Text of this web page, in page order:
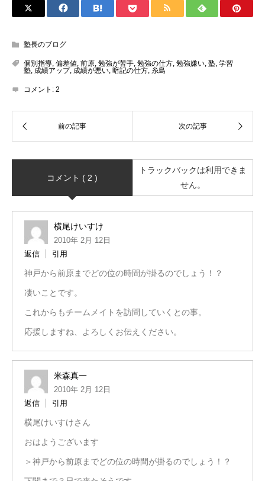
塾長のブログ
個別指導, 偏差値, 前原, 勉強が苦手, 勉強の仕方, 勉強嫌い, 塾, 学習
塾, 成績アップ, 成績が悪い, 暗記の仕方, 糸島
コメント: 2
コメント ( 2 )
トラックバックは利用できま
せん。
横尾けいすけ
2010年 2月 12日
返信
引用
神戸から前原までどの位の時間が掛るのでしょう！？
凄いことです。
これからもチームメイトを訪問していくとの事。
応援しますね、よろしくお伝えください。
米森真一
2010年 2月 12日
返信
引用
横尾けいすけさん
おはようございます
＞神戸から前原までどの位の時間が掛るのでしょう！？